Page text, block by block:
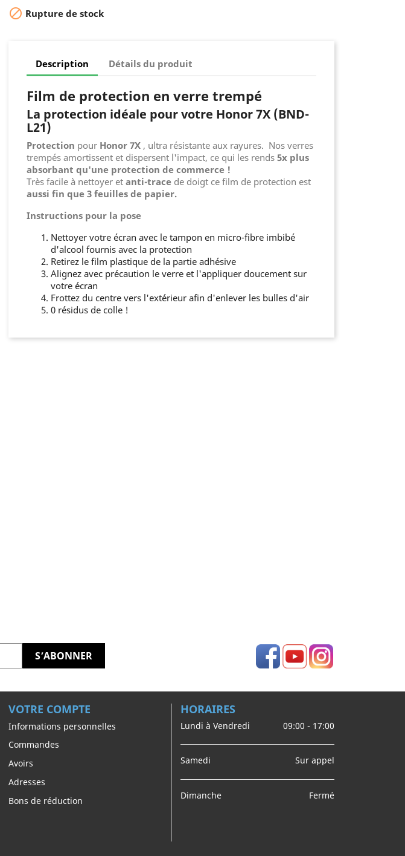
 Rupture de stock
Description Détails du produit
Film de protection en verre trempé
La protection idéale pour votre Honor 7X (BND-
L21)
Protection pour Honor 7X , ultra résistante aux rayures. Nos verres
trempés amortissent et dispersent l'impact, ce qui les rends 5x plus
absorbant qu'une protection de commerce !
Très facile à nettoyer et anti-trace de doigt ce film de protection est
aussi fin que 3 feuilles de papier.
Instructions pour la pose
Nettoyer votre écran avec le tampon en micro-fibre imbibé
d'alcool fournis avec la protection
Retirez le film plastique de la partie adhésive
Alignez avec précaution le verre et l'appliquer doucement sur
votre écran
Frottez du centre vers l'extérieur afin d'enlever les bulles d'air
0 résidus de colle !
FacebookYouTubeInstagram
VOTRE COMPTE
Informations personnelles
Commandes
Avoirs
Adresses
Bons de réduction
HORAIRES
Lundi à Vendredi 09:00 - 17:00
Samedi Sur appel
Dimanche Fermé